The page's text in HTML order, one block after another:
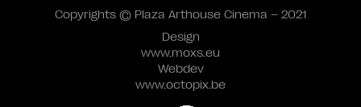
Design
www.moxs.eu
Webdev
www.octopix.be
Copyrights © Plaza Arthouse Cinema – 2021